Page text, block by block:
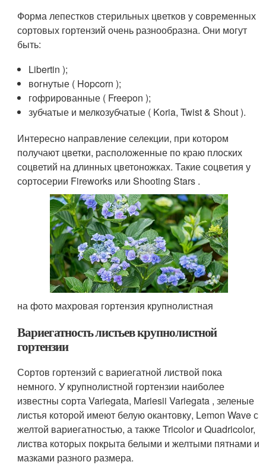
Форма лепестков стерильных цветков у современных
сортовых гортензий очень разнообразна. Они могут
быть:
Libertin );
вогнутые ( Hopcorn );
гофрированные ( Freepon );
зубчатые и мелкозубчатые ( Koria, Twist & Shout ).
Интересно направление селекции, при котором
получают цветки, расположенные по краю плоских
соцветий на длинных цветоножках. Такие соцветия у
сортосерии Fireworks или Shooting Stars .
на фото махровая гортензия крупнолистная
Вариегатность листьев крупнолистной
гортензии
Сортов гортензий с вариегатной листвой пока
немного. У крупнолистной гортензии наиболее
известны сорта Variegata, Mariesii Variegata , зеленые
листья которой имеют белую окантовку, Lemon Wave с
желтой вариегатностью, а также Tricolor и Quadricolor,
листва которых покрыта белыми и желтыми пятнами и
мазками разного размера.